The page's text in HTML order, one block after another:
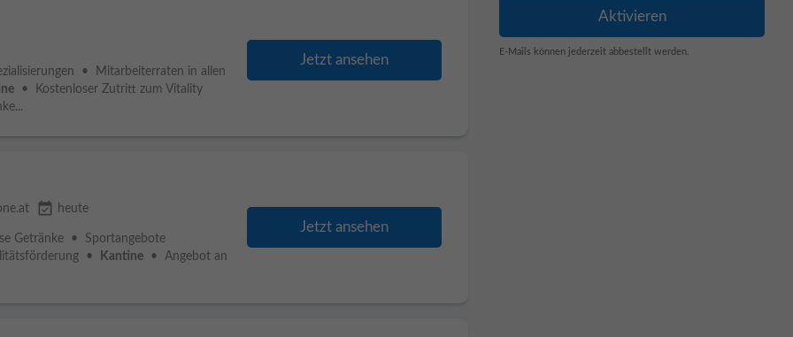
• Mitarbeiterraten in allen
• Kostenloser Zutritt zum Vitality
Jetzt ansehen
event_available heute
Getränke • Sportangebote
•
Kantine • Angebot an
Jetzt ansehen
E-Mails können jederzeit abbestellt werden.